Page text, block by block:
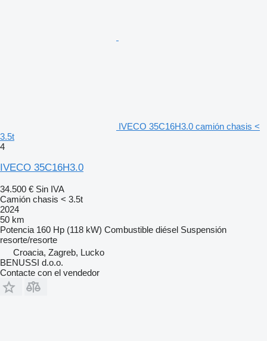
IVECO 35C16H3.0 camión chasis <
3.5t
4
IVECO 35C16H3.0
34.500 € Sin IVA
Camión chasis < 3.5t
2024
50 km
Potencia 160 Hp (118 kW) Combustible diésel Suspensión
resorte/resorte
Croacia, Zagreb, Lucko
BENUSSI d.o.o.
Contacte con el vendedor